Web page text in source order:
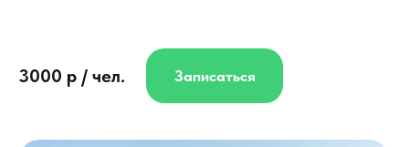
3000 р / чел. Записаться